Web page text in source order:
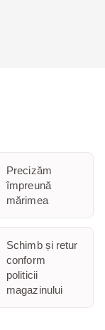
Precizăm
împreună
mărimea
Schimb și retur
conform
politicii
magazinului